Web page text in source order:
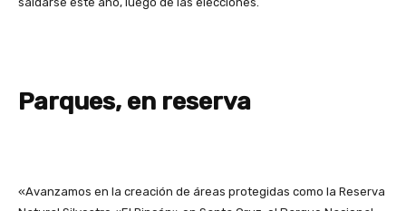
Parques, en reserva
«Avanzamos en la creación de áreas protegidas como la Reserva